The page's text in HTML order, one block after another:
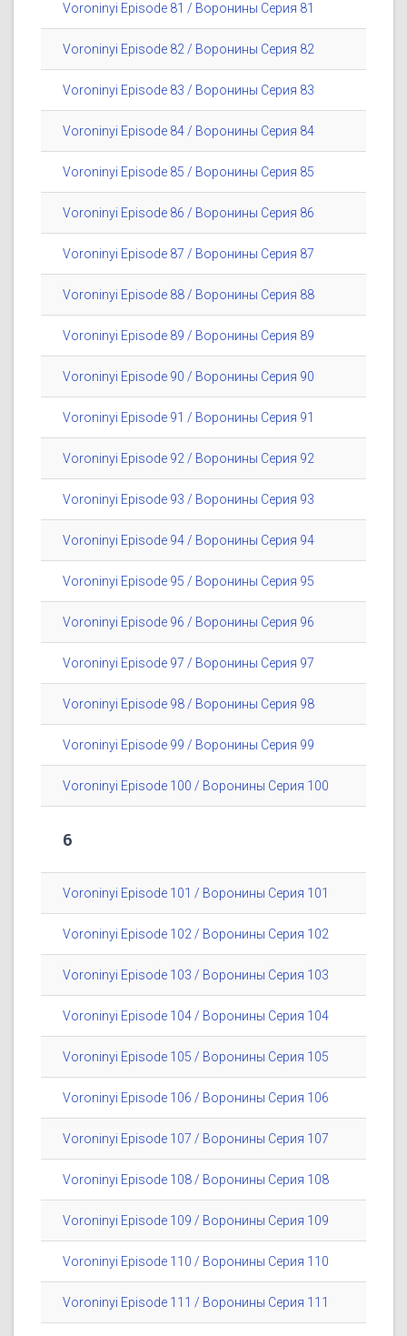
Voroninyi Episode 81 / Воронины Серия 81
Voroninyi Episode 82 / Воронины Серия 82
Voroninyi Episode 83 / Воронины Серия 83
Voroninyi Episode 84 / Воронины Серия 84
Voroninyi Episode 85 / Воронины Серия 85
Voroninyi Episode 86 / Воронины Серия 86
Voroninyi Episode 87 / Воронины Серия 87
Voroninyi Episode 88 / Воронины Серия 88
Voroninyi Episode 89 / Воронины Серия 89
Voroninyi Episode 90 / Воронины Серия 90
Voroninyi Episode 91 / Воронины Серия 91
Voroninyi Episode 92 / Воронины Серия 92
Voroninyi Episode 93 / Воронины Серия 93
Voroninyi Episode 94 / Воронины Серия 94
Voroninyi Episode 95 / Воронины Серия 95
Voroninyi Episode 96 / Воронины Серия 96
Voroninyi Episode 97 / Воронины Серия 97
Voroninyi Episode 98 / Воронины Серия 98
Voroninyi Episode 99 / Воронины Серия 99
Voroninyi Episode 100 / Воронины Серия 100
6
Voroninyi Episode 101 / Воронины Серия 101
Voroninyi Episode 102 / Воронины Серия 102
Voroninyi Episode 103 / Воронины Серия 103
Voroninyi Episode 104 / Воронины Серия 104
Voroninyi Episode 105 / Воронины Серия 105
Voroninyi Episode 106 / Воронины Серия 106
Voroninyi Episode 107 / Воронины Серия 107
Voroninyi Episode 108 / Воронины Серия 108
Voroninyi Episode 109 / Воронины Серия 109
Voroninyi Episode 110 / Воронины Серия 110
Voroninyi Episode 111 / Воронины Серия 111